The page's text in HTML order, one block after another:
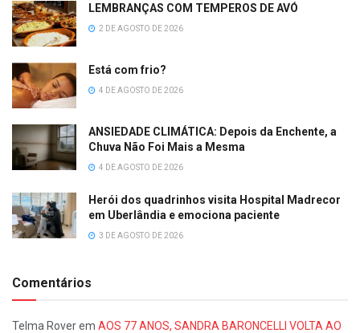
LEMBRANÇAS COM TEMPEROS DE AVÓ
2 DE AGOSTO DE 2026
Está com frio?
4 DE AGOSTO DE 2026
ANSIEDADE CLIMÁTICA: Depois da Enchente, a
Chuva Não Foi Mais a Mesma
4 DE AGOSTO DE 2026
Herói dos quadrinhos visita Hospital Madrecor
em Uberlândia e emociona paciente
3 DE AGOSTO DE 2026
Comentários
Telma Roverem AOS 77 ANOS, SANDRA BARONCELLI VOLTA AO